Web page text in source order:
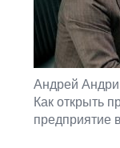
Андрей
Как открыть
предприятие